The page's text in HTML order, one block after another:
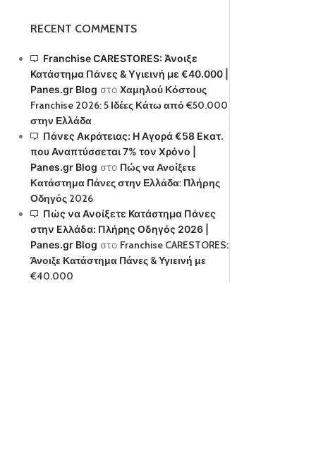
RECENT COMMENTS
Franchise CARESTORES: Άνοιξε
Κατάστημα Πάνες & Υγιεινή με €40.000 |
Panes.gr Blog στο Χαμηλού Κόστους
Franchise 2026: 5 Ιδέες Κάτω από €50.000
στην Ελλάδα
Πάνες Ακράτειας: Η Αγορά €58 Εκατ.
που Αναπτύσσεται 7% τον Χρόνο |
Panes.gr Blog στο Πώς να Ανοίξετε
Κατάστημα Πάνες στην Ελλάδα: Πλήρης
Οδηγός 2026
Πώς να Ανοίξετε Κατάστημα Πάνες
στην Ελλάδα: Πλήρης Οδηγός 2026 |
Panes.gr Blog στο Franchise CARESTORES:
Άνοιξε Κατάστημα Πάνες & Υγιεινή με
€40.000